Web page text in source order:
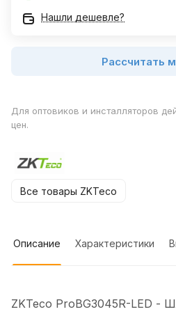
Нашли дешевле?
Рассчитать
Для оптовиков и инсталляторов
цен.
Все товары ZKTeco
Описание Характеристики
ZKTeco ProBG3045R-LED -